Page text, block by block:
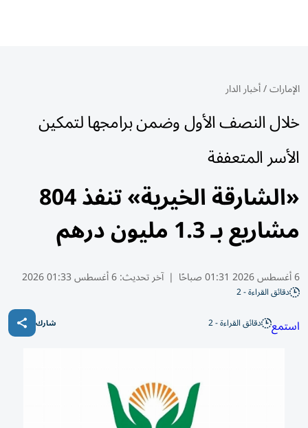
الإمارات/أخبار الدار
خلال النصف الأول وضمن برامجها لتمكين
الأسر المتعففة
«الشارقة الخيرية» تنفذ 804
مشاريع بـ 1.3 مليون درهم
6 أغسطس 2026 01:31 صباحًا | آخر تحديث:6 أغسطس 01:33 2026
دقائق القراءة - 2
استمع دقائق القراءة - 2 شارك